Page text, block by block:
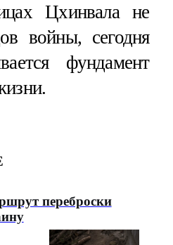
Цхинвала не
войны, сегодня
фундамент
переброски